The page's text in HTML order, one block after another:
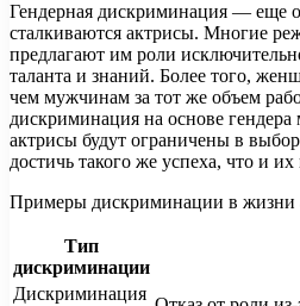
Гендерная дискриминация — еще
сталкиваются актрисы. Многие
предлагают им роли
таланта и знаний. Более того,
чем мужчинам за тот же объем
дискриминация на основе гендера
актрисы будут ограничены в
достичь такого же успеха, что и
Примеры дискриминации в жизни
Тип
дискриминации
Дискриминация